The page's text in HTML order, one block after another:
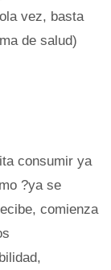
vez, basta
de salud)
consumir ya
?ya se
comienza